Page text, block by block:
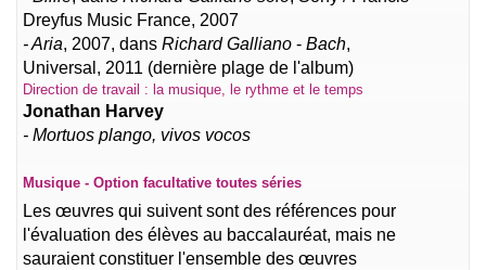
Dreyfus Music France, 2007
- Aria, 2007, dans Richard Galliano - Bach,
Universal, 2011 (dernière plage de l'album)
Direction de travail : la musique, le rythme et le temps
Jonathan Harvey
- Mortuos plango, vivos vocos
Musique - Option facultative toutes séries
Les œuvres qui suivent sont des références pour
l'évaluation des élèves au baccalauréat, mais ne
sauraient constituer l'ensemble des œuvres